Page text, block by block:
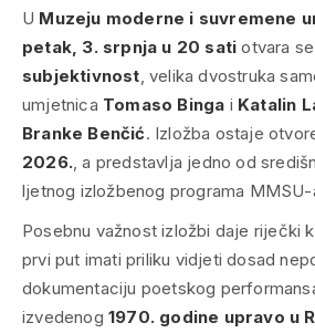
U Muzeju moderne i suvremene
petak, 3. srpnja u 20 sati otvara se
subjektivnost, velika dvostruka
umjetnica Tomaso Binga i Katalin
Branke Benčić. Izložba ostaje
2026., a predstavlja jedno od
ljetnog izložbenog programa MMSU-
Posebnu važnost izložbi daje riječki
prvi put imati priliku vidjeti dosad
dokumentaciju poetskog
izvedenog 1970. godine upravo u